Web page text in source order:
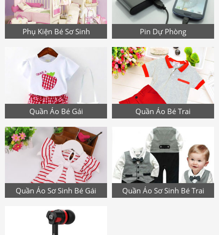
Phụ Kiện Bé Sơ Sinh Pin Dự Phòng
Quần Áo Bé Gái Quần Áo Bé Trai
Quần Áo Sơ Sinh Bé Gái Quần Áo Sơ Sinh Bé Trai